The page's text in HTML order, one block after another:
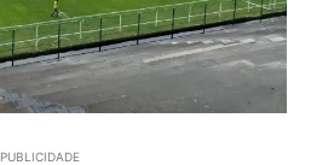
PUBLICIDADE